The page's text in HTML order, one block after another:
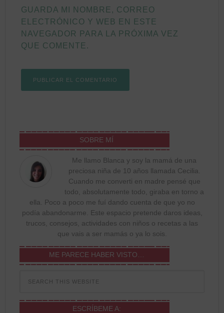
GUARDA MI NOMBRE, CORREO
ELECTRÓNICO Y WEB EN ESTE
NAVEGADOR PARA LA PRÓXIMA VEZ
QUE COMENTE.
SOBRE MÍ
Me llamo Blanca y soy la mamá de una
preciosa niña de 10 años llamada Cecilia.
Cuando me converti en madre pensé que
todo, absolutamente todo, giraba en torno a
ella. Poco a poco me fuí dando cuenta de que yo no
podía abandonarme. Este espacio pretende daros ideas,
trucos, consejos, actividades con niños o recetas a las
que vais a ser mamás o ya lo sois.
ME PARECE HABER VISTO…
ESCRÍBEME A: